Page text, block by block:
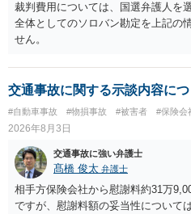
裁判費用については、国選弁護人を
全体としてのソロバン勘定を上記の
せん。
交通事故に関する示談内容に
#自動車事故 #物損事故 #被害者 #保険会
2026年8月3日
交通事故に強い弁護士
髙橋 俊太 弁護士
相手方保険会社から慰謝料約31万
ですが、慰謝料額の妥当性について